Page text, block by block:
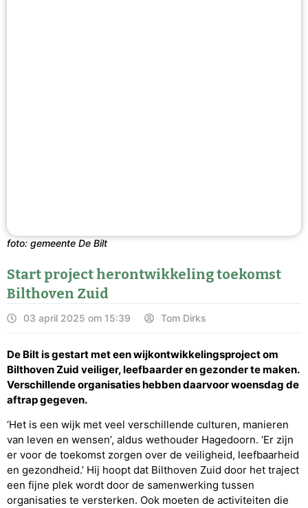
foto: gemeente De Bilt
Start project herontwikkeling toekomst
Bilthoven Zuid
03 april 2025 om 15:39 Tom Dirks
De Bilt is gestart met een wijkontwikkelingsproject om
Bilthoven Zuid veiliger, leefbaarder en gezonder te maken.
Verschillende organisaties hebben daarvoor woensdag de
aftrap gegeven.
‘Het is een wijk met veel verschillende culturen, manieren
van leven en wensen’, aldus wethouder Hagedoorn. ‘Er zijn
er voor de toekomst zorgen over de veiligheid, leefbaarheid
en gezondheid.’ Hij hoopt dat Bilthoven Zuid door het traject
een fijne plek wordt door de samenwerking tussen
organisaties te versterken. Ook moeten de activiteiten die